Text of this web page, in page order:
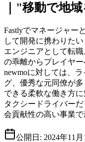
｜"移動で地
Fastlyでマネージャー
して開発に携わりた
エンジニアとして転
の乖離からプレイヤー
newmoに対しては、
グ、優秀な元同僚が
できる柔軟な働き方
タクシードライバー
会貢献性の高い事業
公開日: 2024年11月